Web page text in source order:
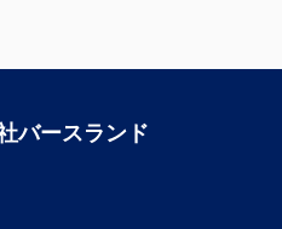
バースランド